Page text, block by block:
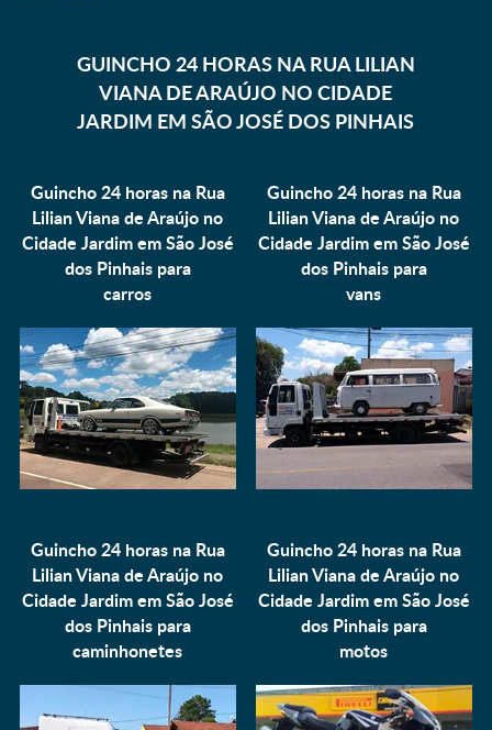
GUINCHO 24 HORAS NA RUA LILIAN
VIANA DE ARAÚJO NO CIDADE
JARDIM EM SÃO JOSÉ DOS PINHAIS
Guincho 24 horas na Rua
Lilian Viana de Araújo no
Cidade Jardim em São José
dos Pinhais para
carros
Guincho 24 horas na Rua
Lilian Viana de Araújo no
Cidade Jardim em São José
dos Pinhais para
vans
Guincho 24 horas na Rua
Lilian Viana de Araújo no
Cidade Jardim em São José
dos Pinhais para
caminhonetes
Guincho 24 horas na Rua
Lilian Viana de Araújo no
Cidade Jardim em São José
dos Pinhais para
motos